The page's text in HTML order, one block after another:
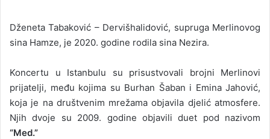
Dženeta Tabaković – Dervišhalidović, supruga Merlinovog
sina Hamze, je 2020. godine rodila sina Nezira.
Koncertu u Istanbulu su prisustvovali brojni Merlinovi
prijatelji, među kojima su Burhan Šaban i Emina Jahović,
koja je na društvenim mrežama objavila djelić atmosfere.
Njih dvoje su 2009. godine objavili duet pod nazivom
“Med.”